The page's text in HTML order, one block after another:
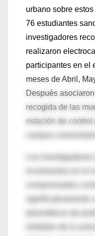
urbano sobre
76 estudiantes
investigadores
realizaron
participantes en el
meses de Abril,
Después
recogida de las
estación de control
Los
significativamente
inhibidor de la